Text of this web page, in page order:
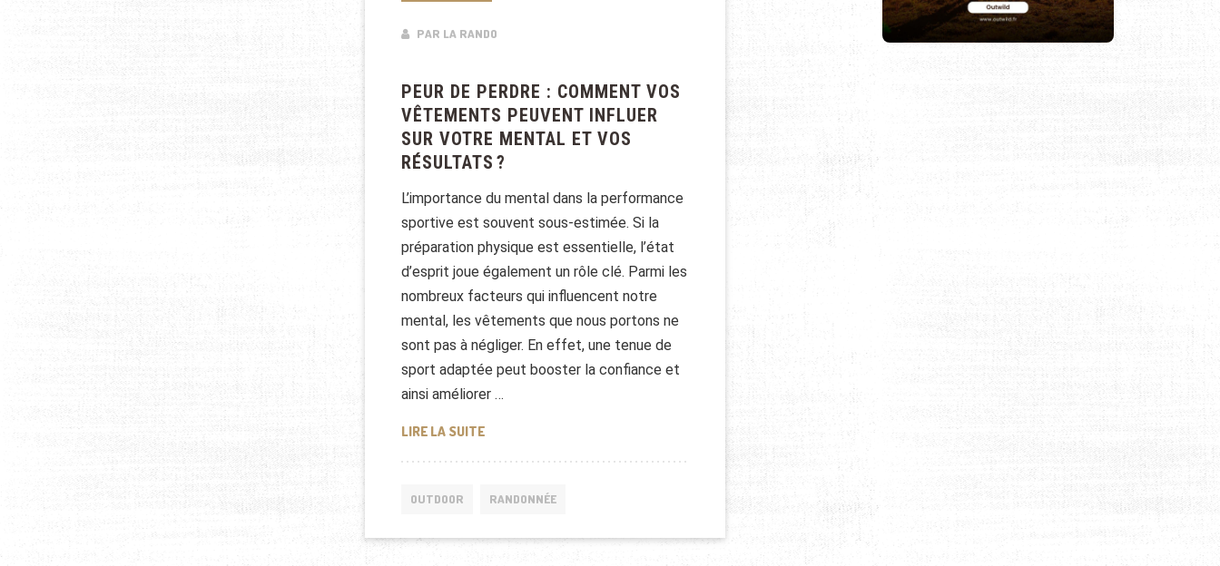
PAR LA RANDO
PEUR DE PERDRE : COMMENT VOS
VÊTEMENTS PEUVENT INFLUER
SUR VOTRE MENTAL ET VOS
RÉSULTATS ?
L’importance du mental dans la performance
sportive est souvent sous-estimée. Si la
préparation physique est essentielle, l’état
d’esprit joue également un rôle clé. Parmi les
nombreux facteurs qui influencent notre
mental, les vêtements que nous portons ne
sont pas à négliger. En effet, une tenue de
sport adaptée peut booster la confiance et
ainsi améliorer …
LIRE LA SUITEPEUR DE PERDRE : COMMENT VOS VÊTEMENTS PEUVENT INFLUER SUR VOTRE MENTAL ET VOS RÉSULTATS ?
OUTDOOR RANDONNÉE